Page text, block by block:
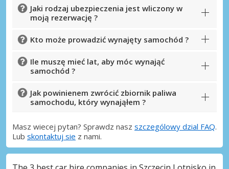
Jaki rodzaj ubezpieczenia jest wliczony w
moją rezerwację ?
Kto może prowadzić wynajęty samochód ?
Ile muszę mieć lat, aby móc wynająć
samochód ?
Jak powinienem zwrócić zbiornik paliwa
samochodu, który wynająłem ?
Masz wiecej pytan? Sprawdz nasz szczególowy dzial FAQ.
Lub skontaktuj sie z nami.